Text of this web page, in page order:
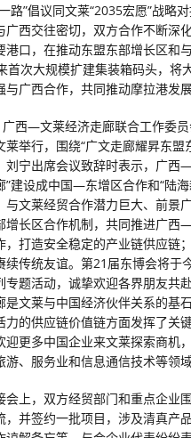
路”倡议同文莱“2035宏愿”战略
广西交往密切，双方合作不断深
港口，在推动东盟东部增长区和
首次大规模扩建集装箱码头，将
与广西合作，共同推动摩拉港发
西—文莱经济走廊联合工作委
莱举行，围绕“广文走廊耀昇东
刘宁出席会议致辞时表示，广
”建设成中国—东增区合作和“陆
与文莱经贸合作潜力巨大、前景
长区合作机制，共同推进广西
，打造安全稳定的产业链供应链
续传统友谊。第21届东博会将
专题活动，诚挚欢迎各界朋友
是文莱与中国经济伙伴关系的基
力的供应链价值链方面发挥了关
迎更多中国企业来文莱探索商机
游、服务业和信息通信技术等领
会上，双方经贸部门和重点企业
，并签约一批项目，涉及清真产